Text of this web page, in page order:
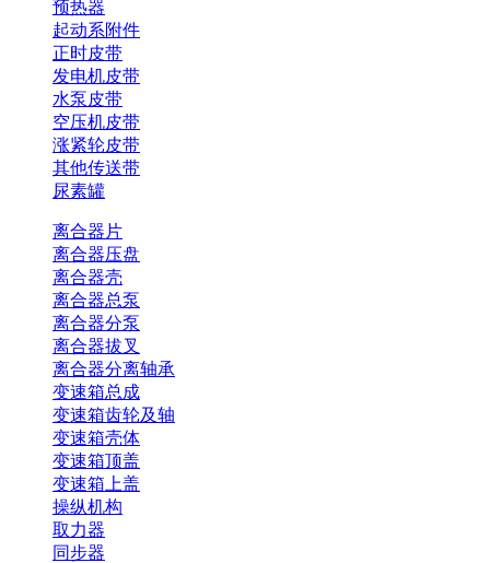
预热器
起动系附件
正时皮带
发电机皮带
水泵皮带
空压机皮带
涨紧轮皮带
其他传送带
尿素罐
离合器片
离合器压盘
离合器壳
离合器总泵
离合器分泵
离合器拔叉
离合器分离轴承
变速箱总成
变速箱齿轮及轴
变速箱壳体
变速箱顶盖
变速箱上盖
操纵机构
取力器
同步器